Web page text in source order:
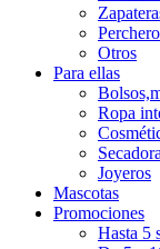
Otros
Para ellas
Ropa
Joyeros
Mascotas
Promociones
Hasta 5